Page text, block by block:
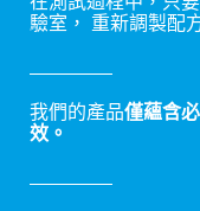
驗室， 重新調製配
我們的產品僅蘊含
效。